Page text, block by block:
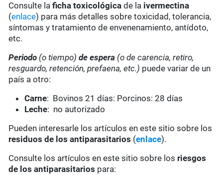
Consulte laficha toxicológica de la ivermectina
(enlace) para más detalles sobre toxicidad, tolerancia,
síntomas y tratamiento de envenenamiento, antídoto,
etc.
Periodo (o tiempo) de espera (o de carencia, retiro,
resguardo, retención, prefaena, etc.) puede variar de un
país a otro:
Carne: Bovinos 21 días: Porcinos: 28 días
Leche: no autorizado
Pueden interesarle los artículos en este sitio sobre los
residuos de los antiparasitarios (enlace).
Consulte los artículos en este sitio sobre los riesgos
de los antiparasitarios para: